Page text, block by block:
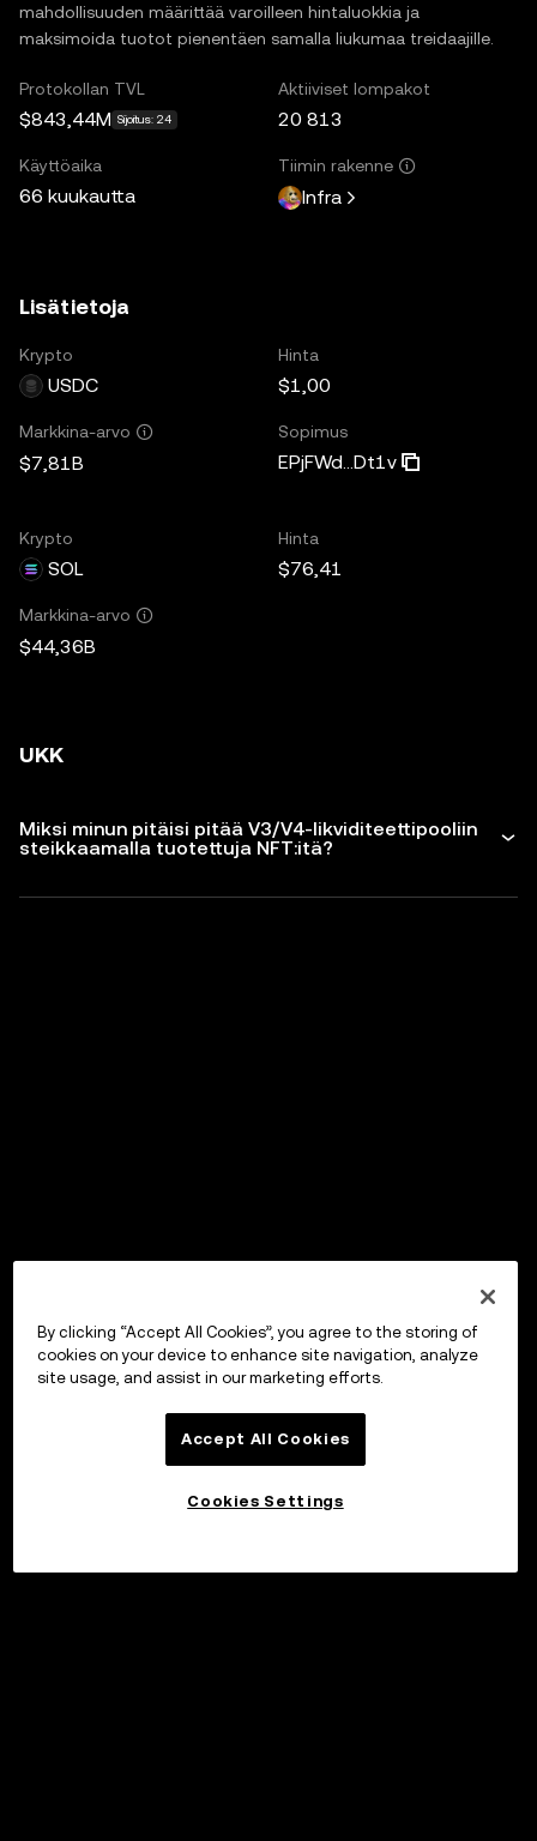
mahdollisuuden määrittää varoilleen hintaluokkia ja
maksimoida tuotot pienentäen samalla liukumaa treidaajille.
Protokollan TVL
$843,44M Sijoitus: 24
Aktiiviset lompakot
20 813
Käyttöaika
66 kuukautta
Tiimin rakenne
Infra
Lisätietoja
Krypto
USDC
Hinta
$1,00
Markkina-arvo
$7,81B
Sopimus
EPjFWd...Dt1v
Krypto
SOL
Hinta
$76,41
Markkina-arvo
$44,36B
UKK
Miksi minun pitäisi pitää V3/V4-likviditeettipooliin
steikkaamalla tuotettuja NFT:itä?
By clicking “Accept All Cookies”, you agree to the storing of
cookies on your device to enhance site navigation, analyze
site usage, and assist in our marketing efforts.
Accept All Cookies
Cookies Settings